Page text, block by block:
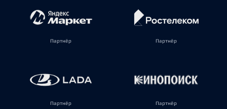
Партнёр Партнёр
Партнёр Партнёр